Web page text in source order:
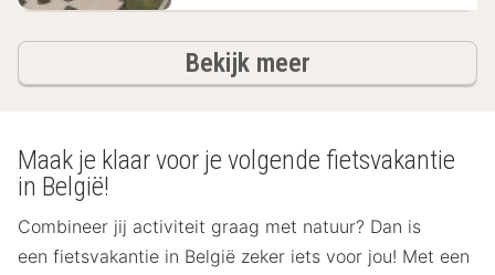
Bekijk meerhotels
Maak je klaar voor je volgende fietsvakantie
in België!
Combineer jij activiteit graag met natuur? Dan is
een fietsvakantie in België zeker iets voor jou! Met een